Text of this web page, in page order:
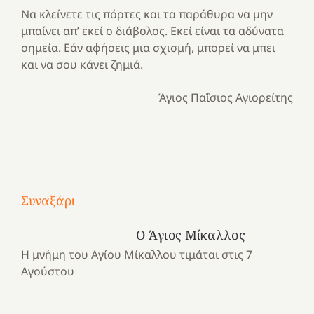
Να κλείνετε τις πόρτες και τα παράθυρα να μην
μπαίνει απ’ εκεί ο διάβολος. Εκεί είναι τα αδύνατα
σημεία. Εάν αφήσεις μια σχισμή, μπορεί να μπει
και να σου κάνει ζημιά.
Άγιος Παΐσιος Αγιορείτης
Συναξάρι
Ο Άγιος Μίκαλλος
Η μνήμη του Αγίου Μίκαλλου τιμάται στις 7
Αγούστου
Μια
ένα
καλοκαίρι
και
Νοσοκομείο
“Ερυθρός
Κατασκηνωτικές
το
Ελληνικό